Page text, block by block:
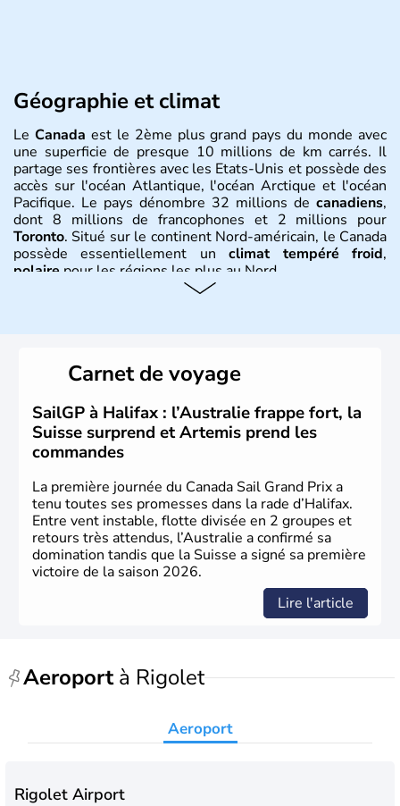
Géographie et climat
Le Canada est le 2ème plus grand pays du monde avec
une superficie de presque 10 millions de km carrés. Il
partage ses frontières avec les Etats-Unis et possède des
accès sur l'océan Atlantique, l'océan Arctique et l'océan
Pacifique. Le pays dénombre 32 millions de canadiens,
dont 8 millions de francophones et 2 millions pour
Toronto. Situé sur le continent Nord-américain, le Canada
possède essentiellement unclimat tempéré froid,
polaire pour les régions les plus au Nord.
territoire de la ville de Québec, le Canada passe ensuite
sous le contrôle des Britanniques. L'indépendance du
pays a été obtenue au cours d'un long processus qui s'est
étalé de 1867 à 1982. Le peuple autochtone des Inuits,
aujourd'hui appelé Eskimos, n'est découvert qu'au début
du XXème siècle lors d'une expédition dans le Grand
Nord.
Carnet de voyage
SailGP à Halifax : l’Australie frappe fort, la
Suisse surprend et Artemis prend les
commandes
La première journée du Canada Sail Grand Prix a
tenu toutes ses promesses dans la rade d’Halifax.
Entre vent instable, flotte divisée en 2 groupes et
retours très attendus, l’Australie a confirmé sa
domination tandis que la Suisse a signé sa première
victoire de la saison 2026.
Lire l'article
Aeroportà Rigolet
Aeroport
Rigolet Airport